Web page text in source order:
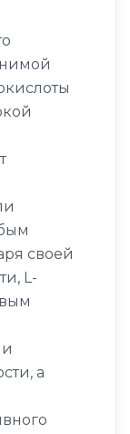
своей
L-
а